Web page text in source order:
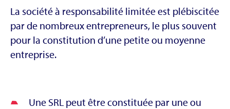
La société à responsabilité limitée est plébiscitée
par de nombreux entrepreneurs, le plus souvent
pour la constitution d’une petite ou moyenne
entreprise.
Une SRL peut être constituée par une ou